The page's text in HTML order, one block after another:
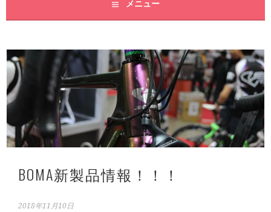
メニュー
BOMA新製品情報！！！
2018年11月10日